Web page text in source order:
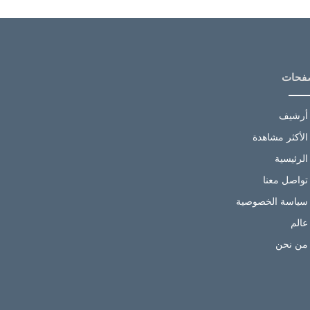
أرشيف
الأكثر مشاهدة
الرئيسية
تواصل معنا
سياسة الخصوصية
عالم
من نحن